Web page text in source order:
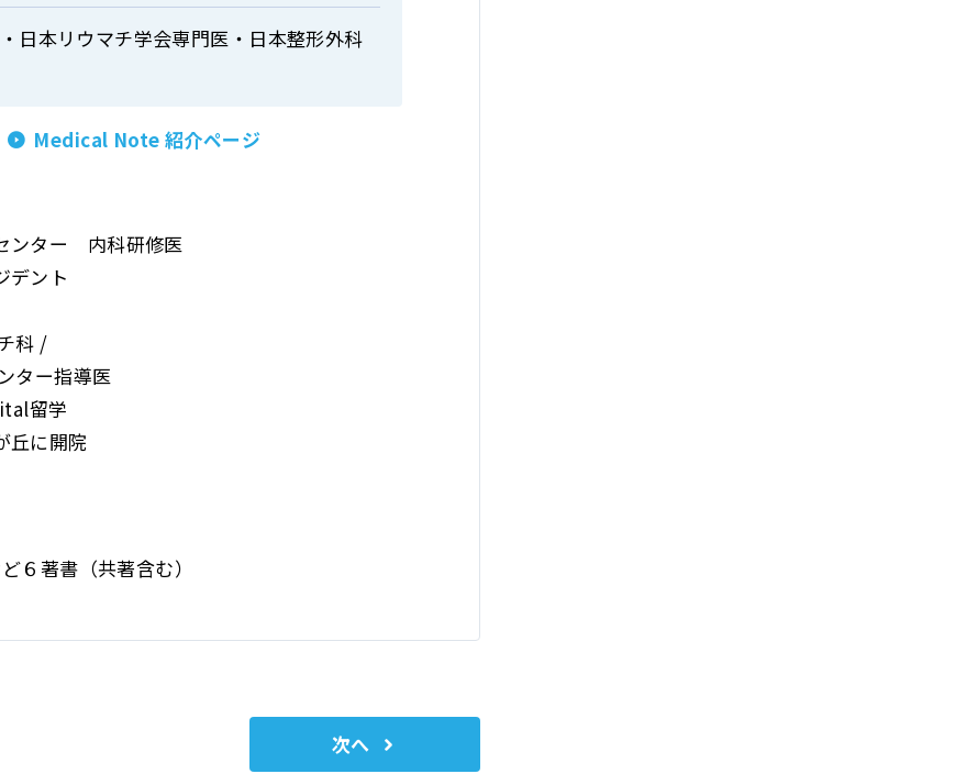
日本リウマチ学会専門医・日本整形外科
Medical Note 紹介ページ
ンター 内科研修医
デント
科 /
ター指導医
留学
丘に開院
６著書（共著含む）
次へ